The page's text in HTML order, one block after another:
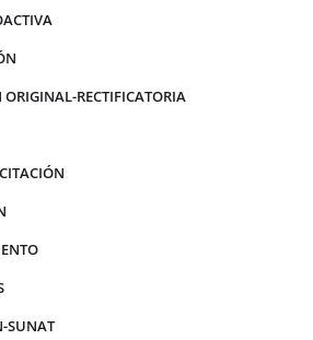
ORIGINAL-RECTIFICATORIA
SUNAT